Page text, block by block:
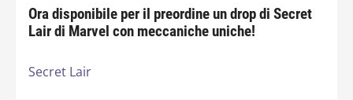
Ora disponibile per il preordine un drop di Secret
Lair di Marvel con meccaniche uniche!
Secret Lair